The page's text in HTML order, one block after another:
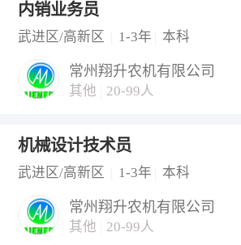
内销业务员
武进区/高新区
1-3年 本科
常州翔升农机有限公司
其他 20-99人
机械设计技术员
武进区/高新区
1-3年 本科
常州翔升农机有限公司
其他 20-99人